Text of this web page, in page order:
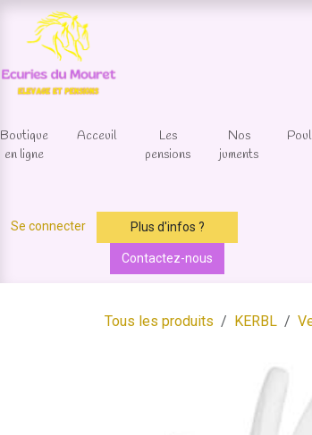
Se rendre au contenu
Boutique
en ligne
Acceuil
Les
pensions
Nos
juments
Se connecter Plus d'infos ?
Contactez-nous
Tous les produits KERBL